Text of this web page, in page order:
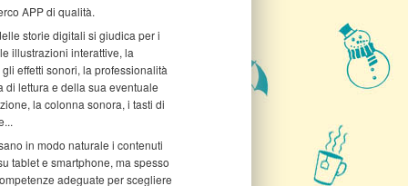
APP di qualità.
storie digitali si giudica per i
illustrazioni interattive, la
effetti sonori, la professionalità
di lettura e della sua eventuale
la colonna sonora, i tasti di
in modo naturale i contenuti
tablet e smartphone, ma spesso
adeguate per scegliere